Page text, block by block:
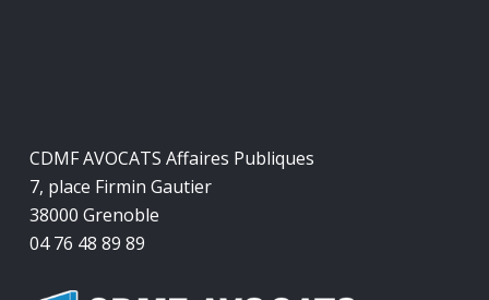
CDMF AVOCATS Affaires Publiques
7, place Firmin Gautier
38000 Grenoble
04 76 48 89 89